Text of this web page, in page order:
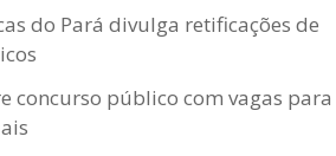
do Pará divulga retificações de
concurso público com vagas para